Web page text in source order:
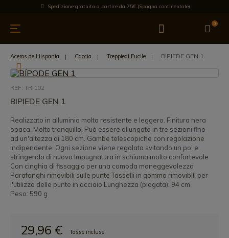
Spedizione gratuita a partire da 75€ (Spagna continentale)
0
cucina Offre Ultime notizie Venduti Marche
Aceros de Hispania Caccia Treppiedi Fucile BIPIEDE GEN 1
REF: TRI102
BIPIEDE GEN 1
Realizzato in alluminio molto resistente e leggero. Finitura nera
opaca. Molto tranquillo. Può essere allungato in tre sezioni fino
ad un'altezza di 180 cm. Gambe telescopiche con regolazione
indipendente. Ogni sezione viene regolata svitando un po' e
stringendo di nuovo Impugnatura in schiuma molto confortevole
Con cinghia di fissaggio per una comoda maneggevolezza
Parafanghi rimovibili sulle punte Tasselli in gomma rimovibili per
l'utilizzo delle punte in acciaio Lunghezza (piegata): 94 cm
Peso: 590 g
29,96 €
Tasse incluse